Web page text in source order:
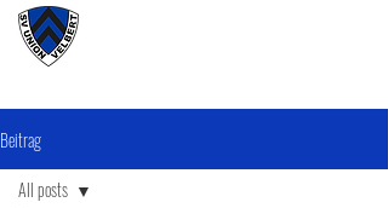
Beitrag
All posts